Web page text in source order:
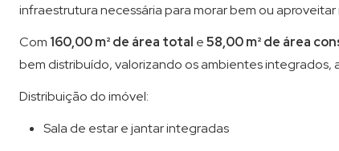
infraestrutura necessária para morar bem ou
Com 160,00 m² de área total e58,00 m² de área
bem distribuído, valorizando os ambientes
Distribuição do imóvel:
Sala de estar e jantar integradas